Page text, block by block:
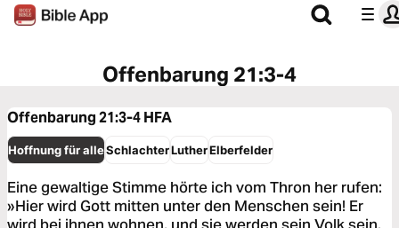
Offenbarung 21:3-4
Offenbarung 21:3-4HFA
Hoffnung für alleSchlachterLutherElberfelder
Eine gewaltige Stimme hörte ich vom Thron her rufen:
»Hier wird Gott mitten unter den Menschen sein! Er